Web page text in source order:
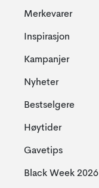
Merkevarer
Inspirasjon
Kampanjer
Nyheter
Bestselgere
Høytider
Gavetips
Black Week 2026